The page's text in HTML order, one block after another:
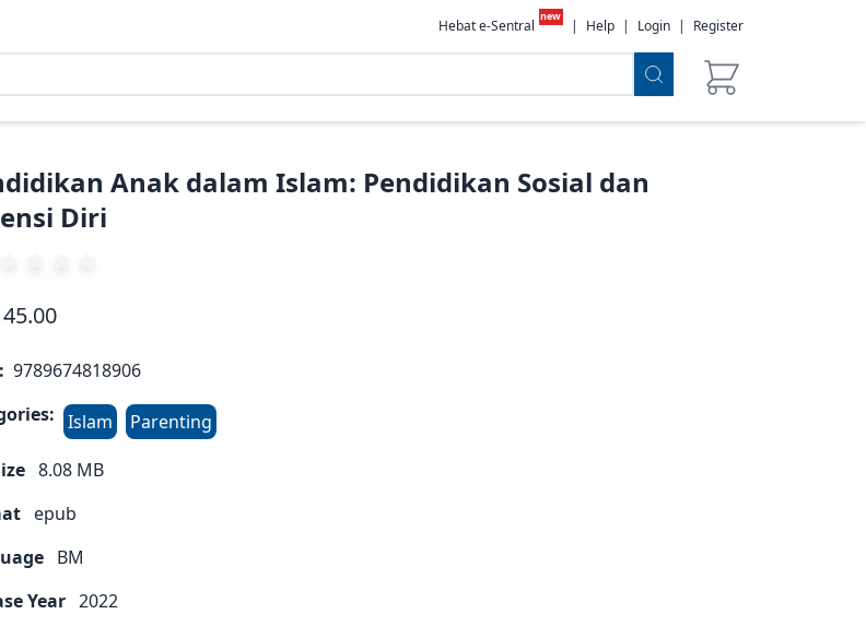
Hebat e-Sentral
new
| Help | Login | Register
Anak dalam Islam: Pendidikan Sosial dan
Diri
9789674818906
Islam
Parenting
8.08 MB
epub
BM
Year 2022